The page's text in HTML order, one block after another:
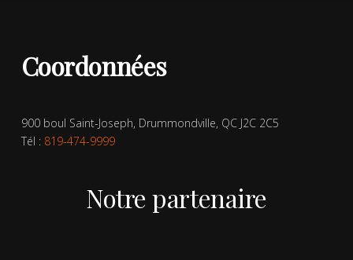
Coordonnées
900 boul Saint-Joseph, Drummondville, QC J2C 2C5
Tél : 819-474-9999
Notre partenaire